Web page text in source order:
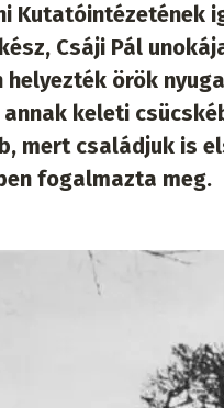
Kutatóintézetének
Csáji Pál
örök
keleti
mert családjuk is
fogalmazta meg.